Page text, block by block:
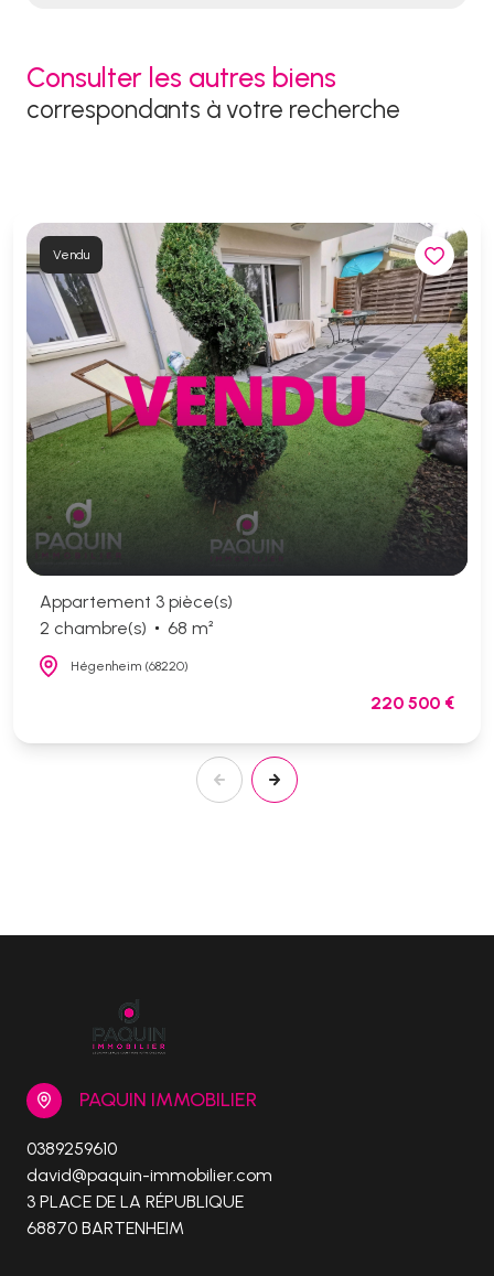
Consulter les autres biens
correspondants à votre recherche
Vendu
Appartement 3 pièce(s)
2 chambre(s)
68 m²
Hégenheim (68220)
220 500 €
PAQUIN IMMOBILIER
0389259610
david@paquin-immobilier.com
3 PLACE DE LA RÉPUBLIQUE
68870 BARTENHEIM